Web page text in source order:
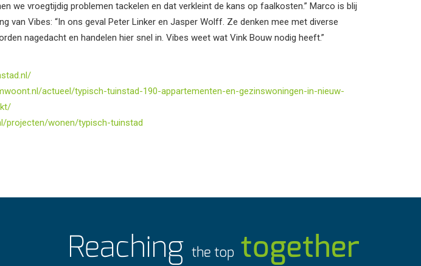
we vroegtijdig problemen tackelen en dat verkleint de kans op faalkosten.” Marco is blij
van Vibes: “In ons geval Peter Linker en Jasper Wolff. Ze denken mee met diverse
nagedacht en handelen hier snel in. Vibes weet wat Vink Bouw nodig heeft.”
actueel/typisch-tuinstad-190-appartementen-en-gezinswoningen-in-nieuw-
projecten/wonen/typisch-tuinstad